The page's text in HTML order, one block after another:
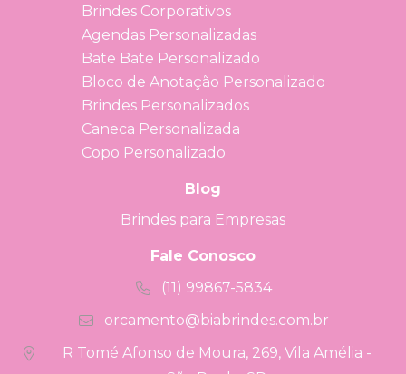
Brindes Corporativos
Agendas Personalizadas
Bate Bate Personalizado
Bloco de Anotação Personalizado
Brindes Personalizados
Caneca Personalizada
Copo Personalizado
Blog
Brindes para Empresas
Fale Conosco
(11) 99867-5834
orcamento@biabrindes.com.br
R Tomé Afonso de Moura, 269, Vila Amélia -